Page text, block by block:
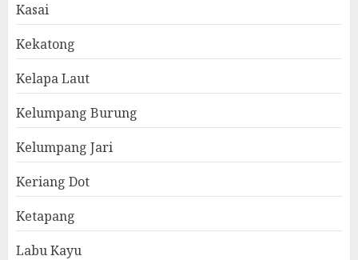
Kasai
Kekatong
Kelapa Laut
Kelumpang Burung
Kelumpang Jari
Keriang Dot
Ketapang
Labu Kayu